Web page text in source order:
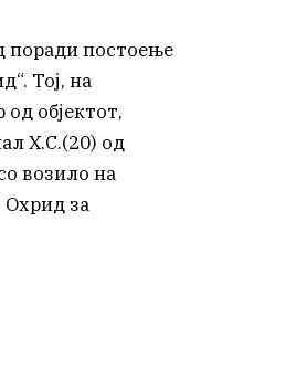
поради постоење
Тој, на
објектот,
Х.С.(20) од
возило на
за